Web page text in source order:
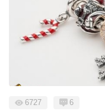
6727 6